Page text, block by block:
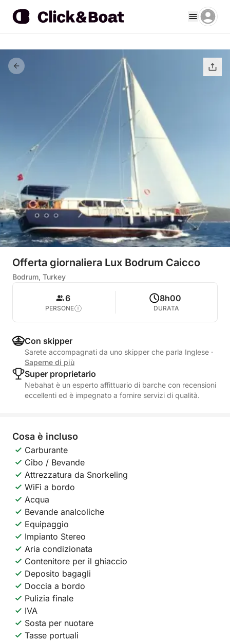
Offerta giornaliera Lux Bodrum Caicco
Bodrum, Turkey
6
PERSONE
8h00
DURATA
Con skipper
Sarete accompagnati da uno skipper che parla Inglese ·
Saperne di più
Super proprietario
Nebahat è un esperto affittuario di barche con recensioni
eccellenti ed è impegnato a fornire servizi di qualità.
Cosa è incluso
Carburante
Cibo / Bevande
Attrezzatura da Snorkeling
WiFi a bordo
Acqua
Bevande analcoliche
Equipaggio
Impianto Stereo
Aria condizionata
Contenitore per il ghiaccio
Deposito bagagli
Doccia a bordo
Pulizia finale
IVA
Sosta per nuotare
Tasse portuali